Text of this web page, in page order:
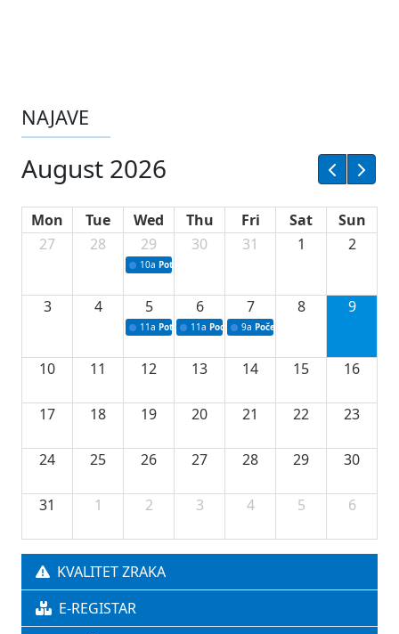
NAJAVE
August 2026
Mon Tue Wed Thu Fri Sat
Sun
27
28 29
10a Potpisivanje ugovora sa neprofitnim
30 31 1 2
3 4 5
11a Potpisivanje ugovora o stipendijama za
6
11a Podrška razvoju vodne infrastrukture u
7
9a Početak izgradnje nove
8 9
10 11 12 13 14 15 16
17 18 19 20 21 22 23
24 25 26 27 28 29 30
31 1 2 3 4 5 6
KVALITET ZRAKA
E-REGISTAR